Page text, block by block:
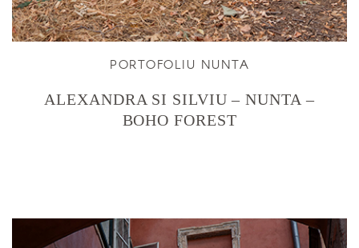
PORTOFOLIU NUNTA
ALEXANDRA SI SILVIU – NUNTA –
BOHO FOREST